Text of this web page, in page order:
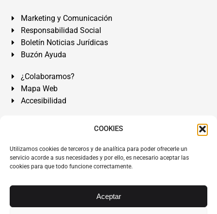
COOKIES
Utilizamos cookies de terceros y de analítica para poder ofrecerle un
servicio acorde a sus necesidades y por ello, es necesario aceptar las
cookies para que todo funcione correctamente.
Aceptar
Marketing y Comunicación
Responsabilidad Social
Boletín Noticias Jurídicas
Buzón Ayuda
¿Colaboramos?
Mapa Web
Accesibilidad
Álvarez Abogados Tenerife:Calle Teobaldo Power Nº 7,
de Tenerife. Islas Canarias.
Somos Abogados especialistas del Derecho desde 1954.
Tenerife Sur .Mejores Abogados Tenerife
Abogados colegiados y ejercientes del ICATF.